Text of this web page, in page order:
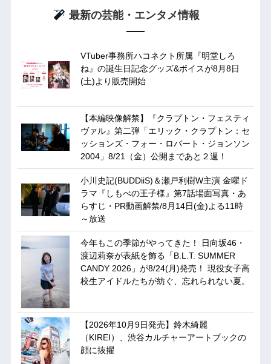
最新の芸能・エンタメ情報
VTuber事務所ハコネクト所属『明堂しろ
ね』の誕生日記念グッズ&ボイスが8月8日
(土)より販売開始
【本編映像解禁】『クラプトン・フェスティ
ヴァル』第二弾「エリック・クラプトン：セ
ッションズ・フォー・ロバート・ジョンソン
2004」8/21（金）公開まであと２週！
小川史記(BUDDiiS)＆瀬戸利樹W主演 金曜ド
ラマ『しもべの王子様』第7話場面写真・あ
らすじ・PR動画解禁/8月14日(金)よる11時
～放送
今年もこの季節がやってきた！ 日向坂46・
渡辺莉奈が表紙を飾る「B.L.T. SUMMER
CANDY 2026」が8/24(月)発売！ 現役女子高
校生アイドルたちが紡ぐ、忘れられない夏。
【2026年10月9日発売】鈴木綺麗
（KIREI）、渋谷カルチャーアートブックの
顔に抜擢